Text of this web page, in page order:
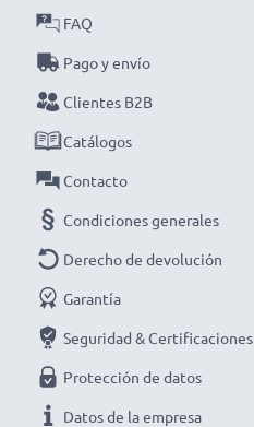
FAQ
Pago y envío
Clientes B2B
Catálogos
Contacto
Condiciones generales
Derecho de devolución
Garantía
Seguridad & Certificaciones
Protección de datos
Datos de la empresa